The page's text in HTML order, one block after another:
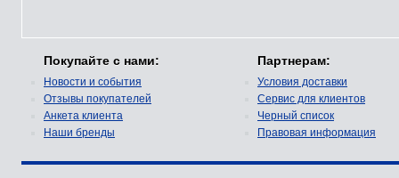
Покупайте с нами:
Новости и события
Отзывы покупателей
Анкета клиента
Наши бренды
Партнерам:
Условия доставки
Сервис для клиентов
Черный список
Правовая информация